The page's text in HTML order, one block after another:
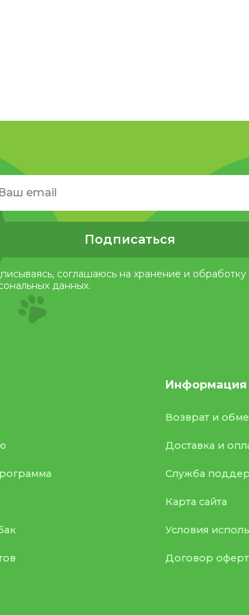
Подписаться
соглашаюсь на хранение и обработку
данных.
Информация
Возврат и
Доставка и
Служба
Карта сайта
Условия
Договор